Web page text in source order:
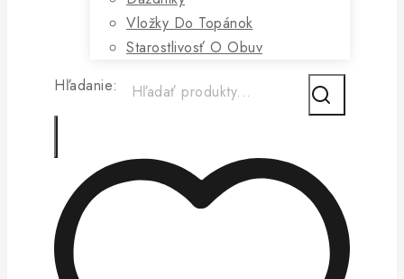
Vložky Do Topánok
Starostlivosť O Obuv
Hľadanie: